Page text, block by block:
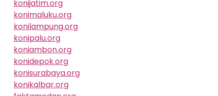
konijatim.org
konimaluku.org
konilampung.org
konipalu.org
koniambon.org
konidepok.org
konisurabaya.org
konikalbar.org